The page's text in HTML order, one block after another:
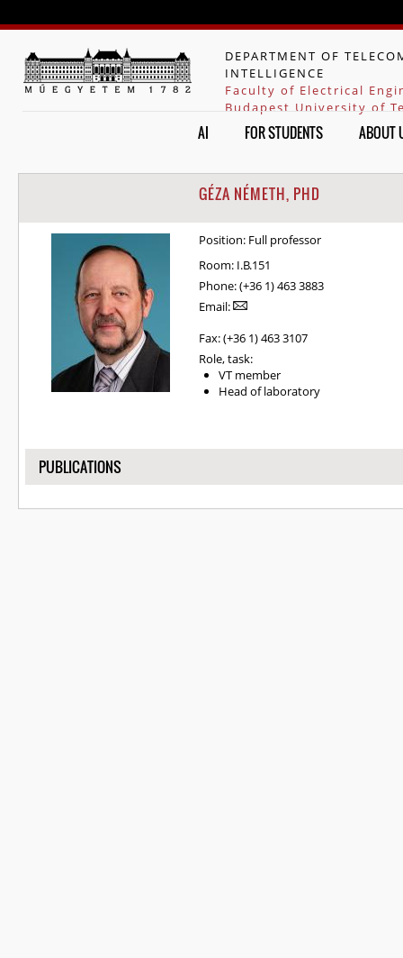
DEPARTMENT OF
INTELLIGENCE
Faculty of Electrical
Budapest University of
AI FOR STUDENTS ABOUT
GÉZA NÉMETH, PHD
Position: Full professor
Room: I.B.151
Phone:(+36 1) 463 3883
Email:
Fax:(+36 1) 463 3107
Role, task:
VT member
Head of laboratory
SHOW
PUBLICATIONS